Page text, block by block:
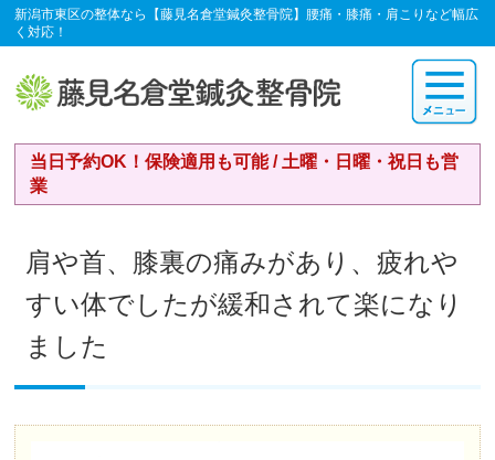
新潟市東区の整体なら【藤見名倉堂鍼灸整骨院】腰痛・膝痛・肩こりなど幅広
く対応！
当日予約OK！保険適用も可能 / 土曜・日曜・祝日も営
業
肩や首、膝裏の痛みがあり、疲れや
すい体でしたが緩和されて楽になり
ました